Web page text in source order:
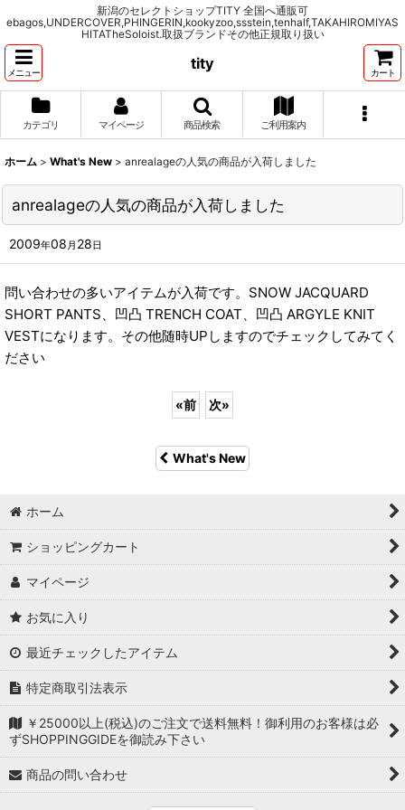
新潟のセレクトショップTITY 全国へ通販可
ebagos,UNDERCOVER,PHINGERIN,kookyzoo,ssstein,tenhalf,TAKAHIROMIYAS
HITATheSoloist.取扱ブランドその他正規取り扱い
メニュー
tity
カート
カテゴリ マイページ 商品検索 ご利用案内
ホーム > What's New > anrealageの人気の商品が入荷しました
anrealageの人気の商品が入荷しました
2009年08 月 28日
問い合わせの多いアイテムが入荷です。SNOW JACQUARD
SHORT PANTS、凹凸 TRENCH COAT、凹凸 ARGYLE KNIT
VESTになります。その他随時UPしますのでチェックしてみてく
ださい
«前 次»
What's New
ホーム
ショッピングカート
マイページ
お気に入り
最近チェックしたアイテム
特定商取引法表示
￥25000以上(税込)のご注文で送料無料！御利用のお客様は必
ずSHOPPINGGIDEを御読み下さい
商品の問い合わせ